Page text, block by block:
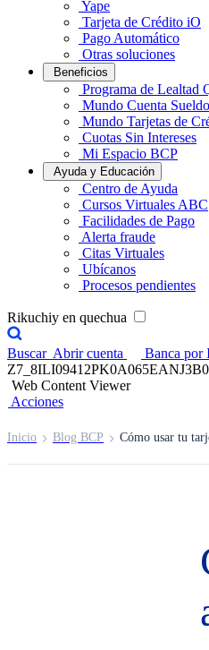
Yape
Tarjeta de Crédito iO
Pago Automático
Otras soluciones
Beneficios
Programa de Lealtad
Mundo Cuenta
Mundo Tarjetas de
Cuotas Sin Intereses
Mi Espacio BCP
Ayuda y Educación
Centro de Ayuda
Cursos Virtuales ABC
Facilidades de Pago
Alerta fraude
Citas Virtuales
Ubícanos
Procesos pendientes
Rikuchiy en quechua
Buscar Abrir cuenta
Banca por
Web Content Viewer
Acciones
Inicio Blog BCP Cómo usar tu